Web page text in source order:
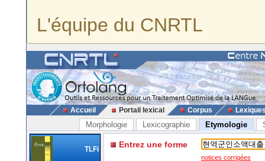
L'équipe du CNRTL
Accueil Portail lexical Corpus
Morphologie Lexicographie Etymologie
TLFi Entrez une forme
notices corrigées